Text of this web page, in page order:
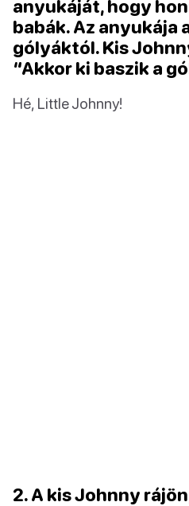
anyukáját, hogy
babák. Az anyukája
gólyáktól. Kis
“Akkor ki baszik a
Hé, Little Johnny!
2. A kis Johnny